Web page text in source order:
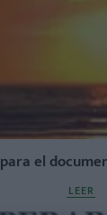
el
LEER